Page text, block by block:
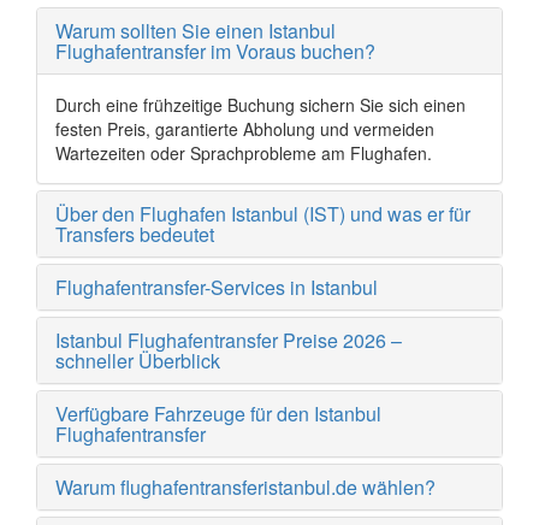
Warum sollten Sie einen Istanbul
Flughafentransfer im Voraus buchen?
Durch eine frühzeitige Buchung sichern Sie sich einen
festen Preis, garantierte Abholung und vermeiden
Wartezeiten oder Sprachprobleme am Flughafen.
Über den Flughafen Istanbul (IST) und was er für
Transfers bedeutet
Flughafentransfer-Services in Istanbul
Istanbul Flughafentransfer Preise 2026 –
schneller Überblick
Verfügbare Fahrzeuge für den Istanbul
Flughafentransfer
Warum flughafentransferistanbul.de wählen?